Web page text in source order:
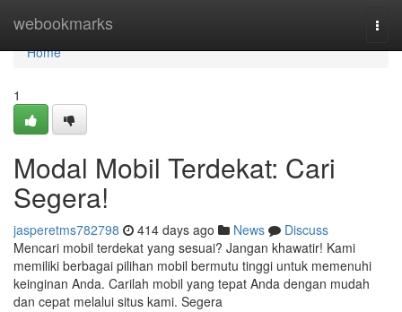
webookmarks
Home
Home
1
Modal Mobil Terdekat: Cari
Segera!
jasperetms782798 414 days ago News
Discuss
Mencari mobil terdekat yang sesuai? Jangan khawatir! Kami
memiliki berbagai pilihan mobil bermutu tinggi untuk memenuhi
keinginan Anda. Carilah mobil yang tepat Anda dengan mudah
dan cepat melalui situs kami. Segera